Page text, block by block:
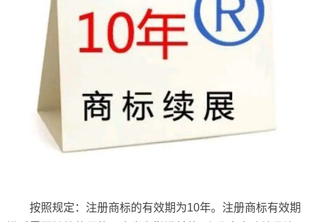
按照规定：注册商标的有效期为10年。注册商标有效期